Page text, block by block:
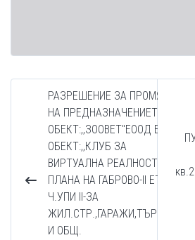
РАЗРЕШЕНИЕ ЗА ПРОМЯНА
НА ПРЕДНАЗНАЧЕНИЕТО НА
ОБЕКТ:,,ЗООВЕТ''ЕООД В
ОБЕКТ:,,КЛУБ ЗА
ВИРТУАЛНА РЕАЛНОСТ''ПО
ПЛАНА НА ГАБРОВО-II ЕТ. III
Ч.УПИ II-ЗА
ЖИЛ.СТР.,ГАРАЖИ,ТЪРГОВИЯ
И ОБЩ.